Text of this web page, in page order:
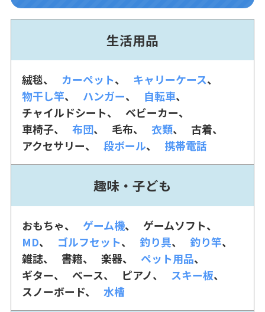
生活用品
絨毯 カーペット
キャリーケース
物干し竿
ハンガー
自転車
チャイルドシート
ベビーカー
車椅子
布団 毛布 衣類
古着
アクセサリー
段ボール 携帯電話
趣味・子ども
おもちゃ ゲーム機
ゲームソフト
MD
ゴルフセット 釣り具
釣り竿
雑誌
書籍 楽器
ペット用品
ギター
ベース ピアノ
スキー板
スノーボード
水槽